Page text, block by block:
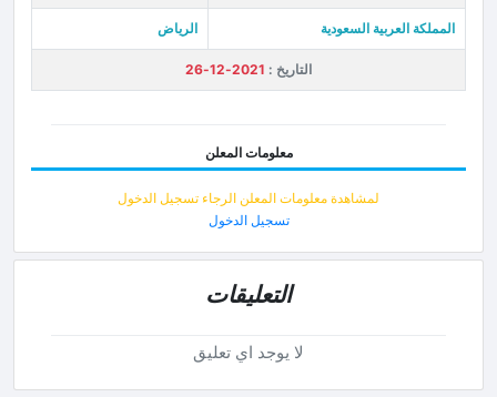
المملكة العربية السعودية الرياض
التاريخ : 2021-12-26
معلومات المعلن
لمشاهدة معلومات المعلن الرجاء تسجيل الدخول
تسجيل الدخول
التعليقات
لا يوجد اي تعليق